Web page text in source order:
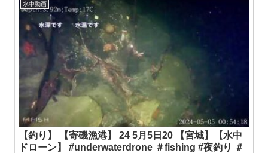
水中動画
【釣り】 【寄磯漁港】 24 5月5日20 【宮城】【水中
ドローン】 #underwaterdrone ＃fishing #夜釣り ＃